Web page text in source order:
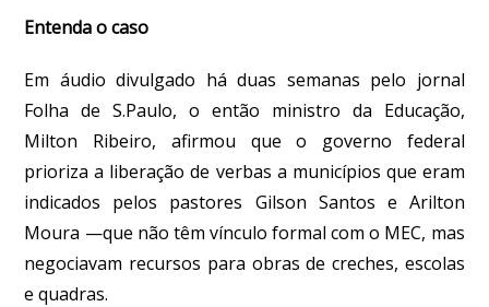
Entenda o caso
Em áudio divulgado há duas semanas pelo jornal
Folha de S.Paulo, o então ministro da Educação,
Milton Ribeiro, afirmou que o governo federal
prioriza a liberação de verbas a municípios que eram
indicados pelos pastores Gilson Santos e Arilton
Moura —que não têm vínculo formal com o MEC, mas
negociavam recursos para obras de creches, escolas
e quadras.